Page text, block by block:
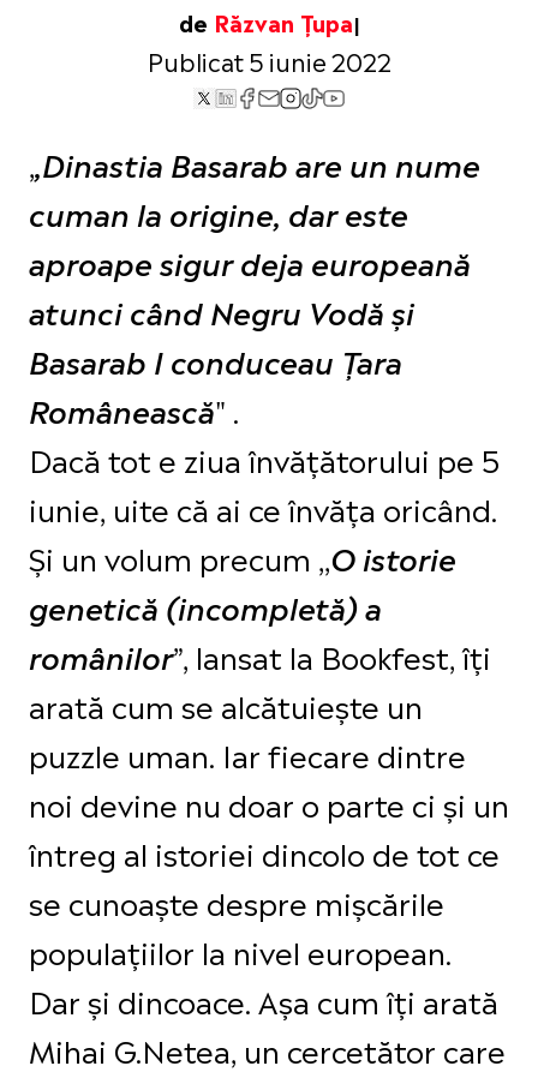
de Răzvan Țupa
Publicat 5 iunie 2022
,,Dinastia Basarab are un nume
cuman la origine, dar este
aproape sigur deja europeană
atunci când Negru Vodă și
Basarab I conduceau Țara
Românească" .
Dacă tot e ziua învățătorului pe 5
iunie, uite că ai ce învăța oricând.
Și un volum precum ,,O istorie
genetică (incompletă) a
românilor”, lansat la Bookfest, îți
arată cum se alcătuiește un
puzzle uman. Iar fiecare dintre
noi devine nu doar o parte ci și un
întreg al istoriei dincolo de tot ce
se cunoaște despre mișcările
populațiilor la nivel european.
Dar și dincoace. Așa cum îți arată
Mihai G.Netea, un cercetător care